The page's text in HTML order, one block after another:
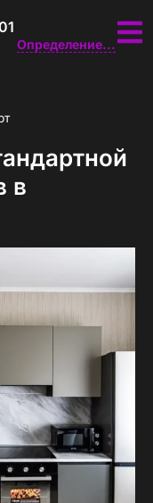
Определение...
в